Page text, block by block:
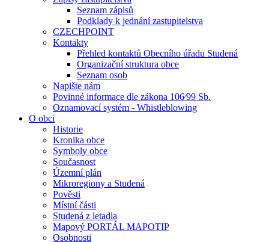
Seznam zápisů
Podklady k jednání zastupitelstva
CZECHPOINT
Kontakty
Přehled kontaktů Obecního úřadu Studená
Organizační struktura obce
Seznam osob
Napište nám
Povinné informace dle zákona 106⁄99 Sb.
Oznamovací systém - Whistleblowing
O obci
Historie
Kronika obce
Symboly obce
Současnost
Územní plán
Mikroregiony a Studená
Pověsti
Místní části
Studená z letadla
Mapový PORTÁL MAPOTIP
Osobnosti